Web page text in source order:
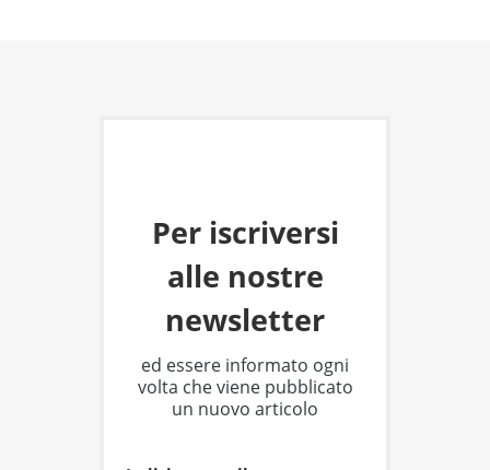
Per iscriversi
alle nostre
newsletter
ed essere informato ogni
volta che viene pubblicato
un nuovo articolo